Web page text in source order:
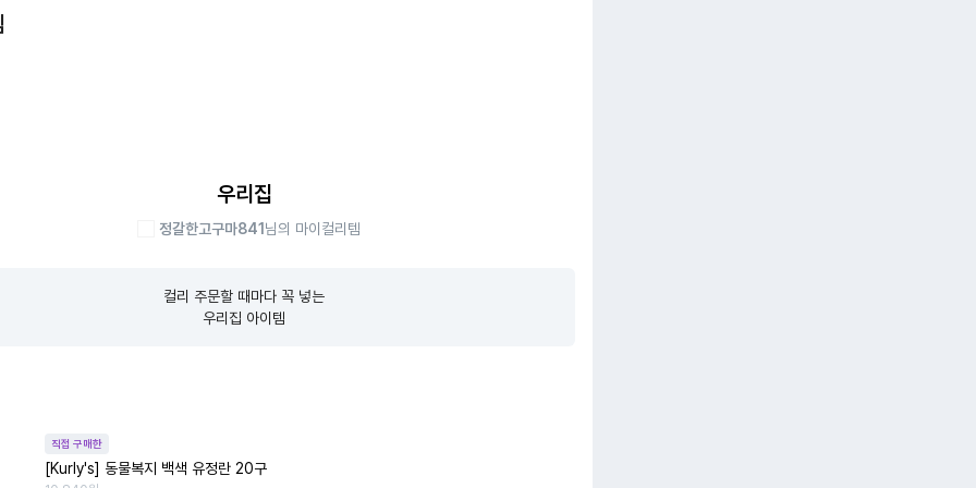
우리집
정갈한고구마841 님의 마이컬리템
컬리 주문할 때마다 꼭 넣는
우리집 아이템
직접 구매한
[Kurly's] 동물복지 백색 유정란 20구